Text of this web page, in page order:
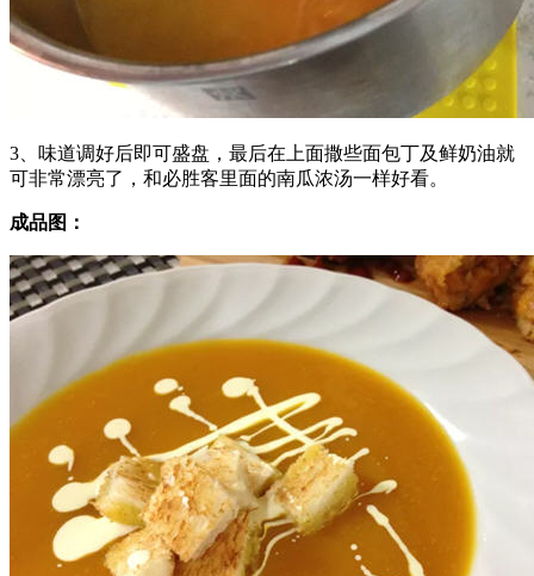
3、味道调好后即可盛盘，最后在上面撒些面包丁及鲜奶油就
可非常漂亮了，和必胜客里面的南瓜浓汤一样好看。
成品图：